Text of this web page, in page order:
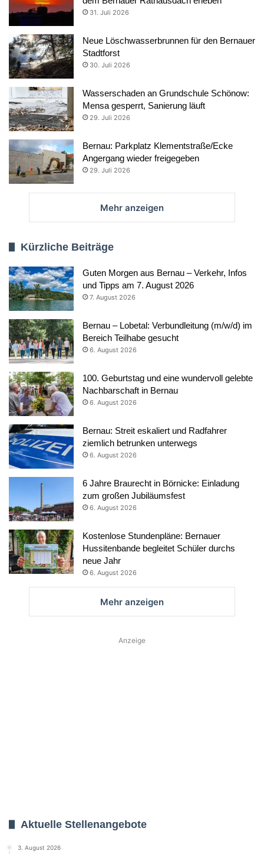
31. Juli 2026
Neue Löschwasserbrunnen für den Bernauer
Stadtforst
30. Juli 2026
Wasserschaden an Grundschule Schönow:
Mensa gesperrt, Sanierung läuft
29. Juli 2026
Bernau: Parkplatz Klementstraße/Ecke
Angergang wieder freigegeben
29. Juli 2026
Mehr anzeigen
Kürzliche Beiträge
Guten Morgen aus Bernau – Verkehr, Infos
und Tipps am 7. August 2026
7. August 2026
Bernau – Lobetal: Verbundleitung (m/w/d) im
Bereich Teilhabe gesucht
6. August 2026
100. Geburtstag und eine wundervoll gelebte
Nachbarschaft in Bernau
6. August 2026
Bernau: Streit eskaliert und Radfahrer
ziemlich betrunken unterwegs
6. August 2026
6 Jahre Braurecht in Börnicke: Einladung
zum großen Jubiläumsfest
6. August 2026
Kostenlose Stundenpläne: Bernauer
Hussitenbande begleitet Schüler durchs
neue Jahr
6. August 2026
Mehr anzeigen
Anzeige
Aktuelle Stellenangebote
3. August 2026